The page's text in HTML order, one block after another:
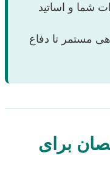
شما و اساتید
مستمر تا دفاع
برای